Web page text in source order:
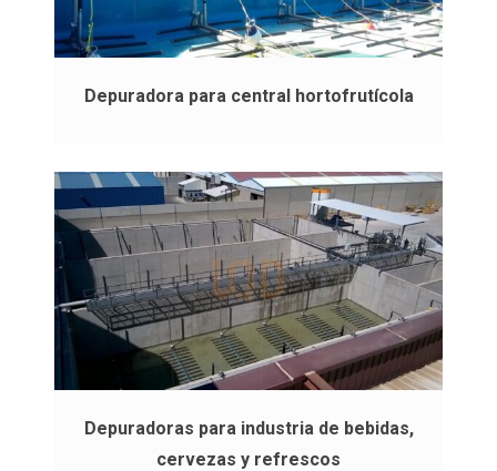
Depuradora para central hortofrutícola
Depuradoras para industria de bebidas,
cervezas y refrescos